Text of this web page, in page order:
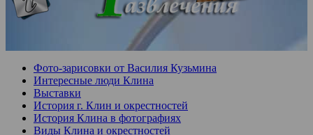
Фото-зарисовки от Василия Кузьмина
Интересные люди Клина
Выставки
История г. Клин и окрестностей
История Клина в фотографиях
Виды Клина и окрестностей